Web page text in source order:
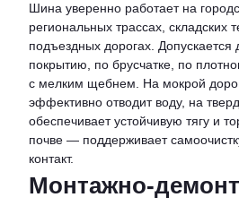
Шина уверенно работает на
региональных трассах, складских
подъездных дорогах.
покрытию, по брусчатке, по
с мелким щебнем. На мокрой
эффективно отводит воду, на
обеспечивает устойчивую тягу и
почве — поддерживает
контакт.
Монтажно-